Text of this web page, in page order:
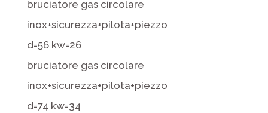
bruciatore gas circolare
inox+sicurezza+pilota+piezzo
d=56 kw=26
bruciatore gas circolare
inox+sicurezza+pilota+piezzo
d=74 kw=34